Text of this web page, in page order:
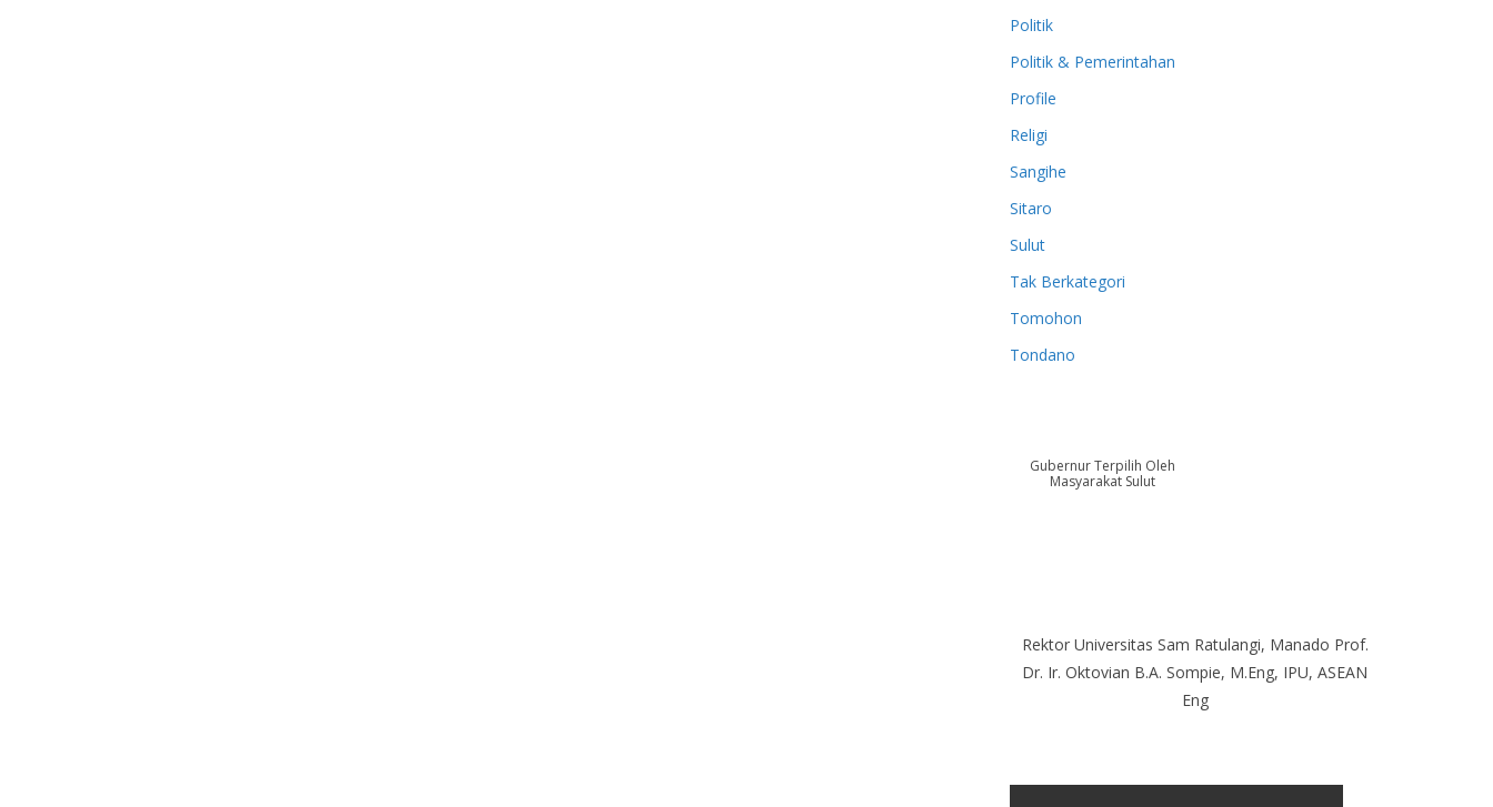
Politik
Politik & Pemerintahan
Profile
Religi
Sangihe
Sitaro
Sulut
Tak Berkategori
Tomohon
Tondano
Gubernur Terpilih Oleh
Masyarakat Sulut
Rektor Universitas Sam Ratulangi, Manado Prof.
Dr. Ir. Oktovian B.A. Sompie, M.Eng, IPU, ASEAN
Eng